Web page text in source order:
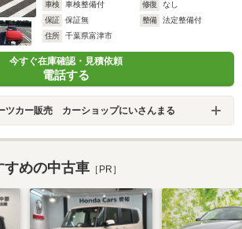
車検
車検整備付 修復
なし
保証
保証無 整備
法定整備付
住所
千葉県富津市
今すぐ在庫確認・見積依頼
電話する
ツカー販売 カーショップにいさんまる
すめの中古車 ［PR］